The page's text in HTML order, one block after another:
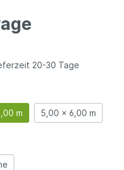
20-30 Tage
m 5,00 x 6,00 m